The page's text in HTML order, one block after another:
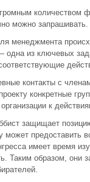
количеством
можно запрашивать.
менеджмента
одна из ключевых
контакты с
конкретные
к
защищает
может
имеет время
Таким образом, они